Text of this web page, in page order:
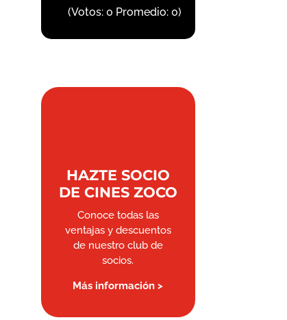
(Votos:0 Promedio:0)
HAZTE SOCIO
DE CINES ZOCO
Conoce todas las
ventajas y descuentos
de nuestro club de
socios.
Más información >